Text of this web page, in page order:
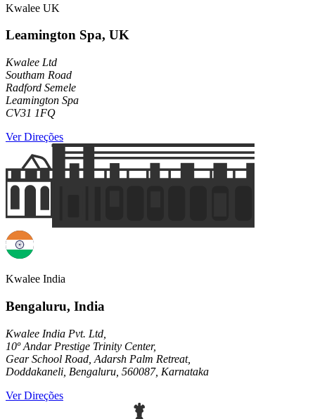
Kwalee UK
Leamington Spa, UK
Kwalee Ltd
Southam Road
Radford Semele
Leamington Spa
CV31 1FQ
Ver Direções
Kwalee India
Bengaluru, India
Kwalee India Pvt. Ltd,
10º Andar Prestige Trinity Center,
Gear School Road, Adarsh Palm Retreat,
Doddakaneli, Bengaluru, 560087, Karnataka
Ver Direções